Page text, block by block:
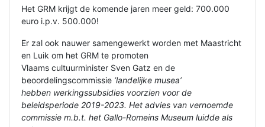
Het GRM krijgt de komende jaren meer geld: 700.000
euro i.p.v. 500.000!
Er zal ook nauwer samengewerkt worden met Maastricht
en Luik om het GRM te promoten
Vlaams cultuurminister Sven Gatz en de
beoordelingscommissie ‘landelijke musea’
hebben werkingssubsidies voorzien voor de
beleidsperiode 2019-2023. Het advies van vernoemde
commissie m.b.t. het Gallo-Romeins Museum luidde als